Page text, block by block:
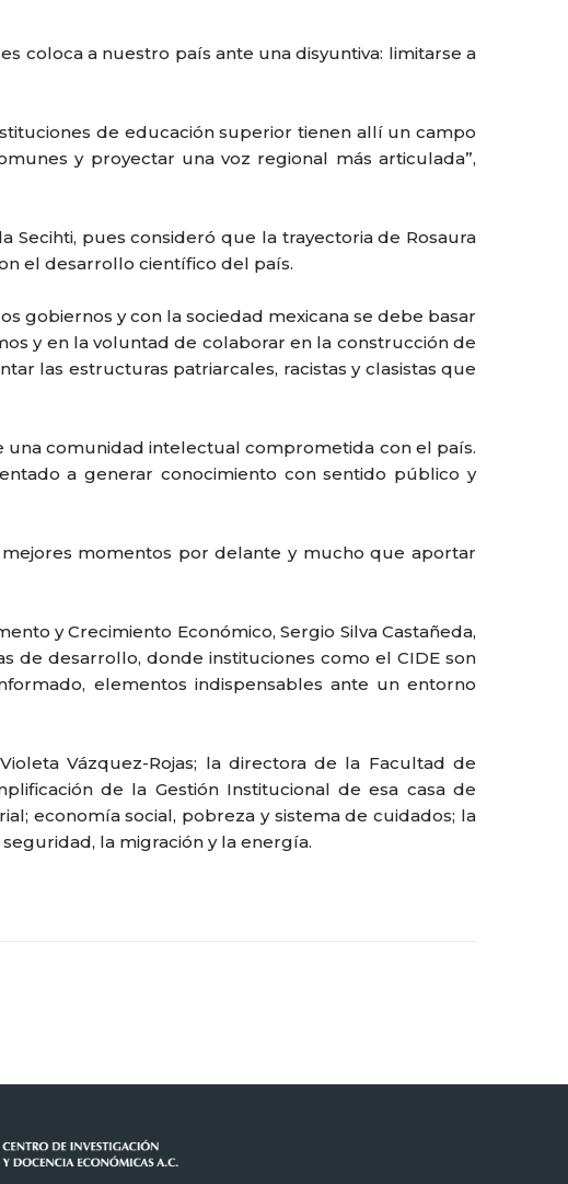
coloca a nuestro país ante una disyuntiva: limitarse a
de educación superior tienen allí un campo
y proyectar una voz regional más articulada”,
Secihti, pues consideró que la trayectoria de Rosaura
el desarrollo científico del país.
gobiernos y con la sociedad mexicana se debe basar
y en la voluntad de colaborar en la construcción de
las estructuras patriarcales, racistas y clasistas que
una comunidad intelectual comprometida con el país.
a generar conocimiento con sentido público y
momentos por delante y mucho que aportar
y Crecimiento Económico, Sergio Silva Castañeda,
de desarrollo, donde instituciones como el CIDE son
elementos indispensables ante un entorno
Vázquez-Rojas; la directora de la Facultad de
de la Gestión Institucional de esa casa de
economía social, pobreza y sistema de cuidados; la
la migración y la energía.